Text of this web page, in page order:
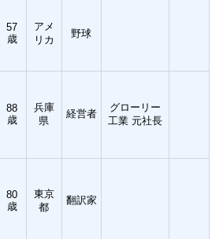
57
歳
アメ
リカ
野球
88
歳
兵庫
県
経営者
グローリー
工業 元社長
80
歳
東京
都
翻訳家